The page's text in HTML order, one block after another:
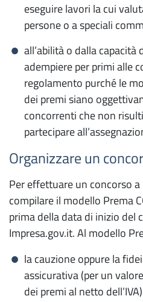
Iscrizioni e deposito atti
Deposito bilanci
Bollatura e
Cronotachigrafo
Servizi ambientali
Registro
effetto serra
territorio
Dataview
eseguire lavori la cui
persone o a speciali
all’abilità o dalla
adempiere per primi alle
regolamento purché le
dei premi siano
concorrenti che non
partecipare
Organizzare un
Per effettuare un concorso
compilare il modello Prema
prima della data di inizio del
Impresa.gov.it. Al modello
la cauzione oppure la
assicurativa (per un
dei premi al netto